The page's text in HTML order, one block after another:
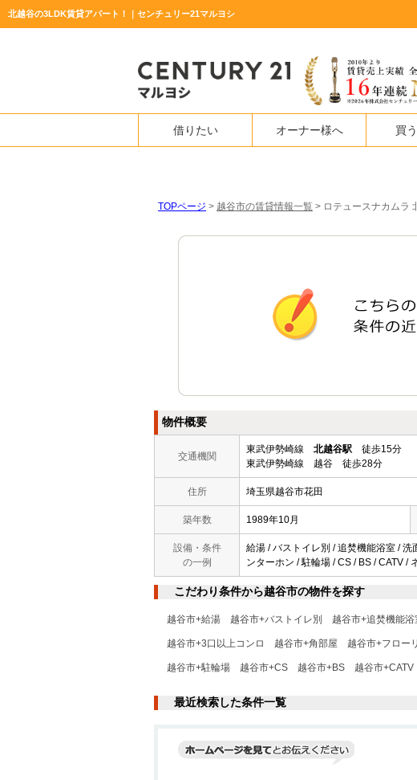
北越谷の3LDK賃貸アパート！｜センチュリー21マルヨシ
借りたい オーナー様へ 買
TOPページ > 越谷市の賃貸情報一覧 > ロテュースナカムラ
物件概要
交通機関
東武伊勢崎線 北越谷駅 徒歩15分
東武伊勢崎線 越谷 徒歩28分
住所 埼玉県越谷市花田
築年数 1989年10月
設備・条件
の一例
給湯 / バストイレ別 / 追焚機能浴室 /
ンターホン / 駐輪場 / CS / BS / CATV /
こだわり条件から越谷市の物件を探す
越谷市+給湯 越谷市+バストイレ別 越谷市+追焚機能浴
越谷市+3口以上コンロ 越谷市+角部屋 越谷市+フロー
越谷市+駐輪場 越谷市+CS 越谷市+BS 越谷市+CATV
最近検索した条件一覧